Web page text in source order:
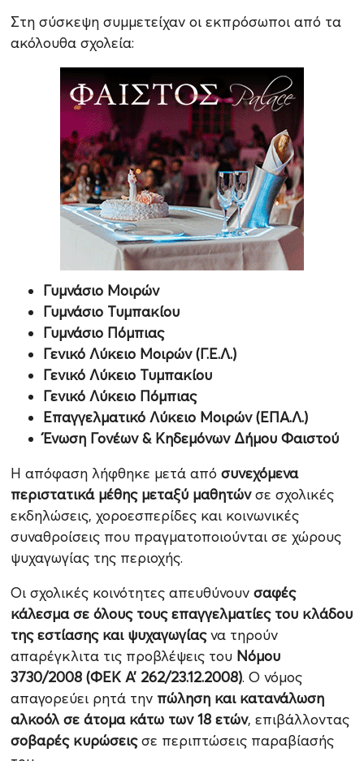
Στη σύσκεψη συμμετείχαν οι εκπρόσωποι από τα
ακόλουθα σχολεία:
Γυμνάσιο Μοιρών
Γυμνάσιο Τυμπακίου
Γυμνάσιο Πόμπιας
Γενικό Λύκειο Μοιρών (Γ.Ε.Λ.)
Γενικό Λύκειο Τυμπακίου
Γενικό Λύκειο Πόμπιας
Επαγγελματικό Λύκειο Μοιρών (ΕΠΑ.Λ.)
Ένωση Γονέων & Κηδεμόνων Δήμου Φαιστού
Η απόφαση λήφθηκε μετά από συνεχόμενα
περιστατικά μέθης μεταξύ μαθητώνσε σχολικές
εκδηλώσεις, χοροεσπερίδες και κοινωνικές
συναθροίσεις που πραγματοποιούνται σε χώρους
ψυχαγωγίας της περιοχής.
Οι σχολικές κοινότητες απευθύνουν σαφές
κάλεσμα σε όλους τους επαγγελματίες του κλάδου
της εστίασης και ψυχαγωγίαςνα τηρούν
απαρέγκλιτα τις προβλέψεις του Νόμου
3730/2008 (ΦΕΚ Α’ 262/23.12.2008). Ο νόμος
απαγορεύει ρητά την πώληση και κατανάλωση
αλκοόλ σε άτομα κάτω των 18 ετών, επιβάλλοντας
σοβαρές κυρώσειςσε περιπτώσεις παραβίασής